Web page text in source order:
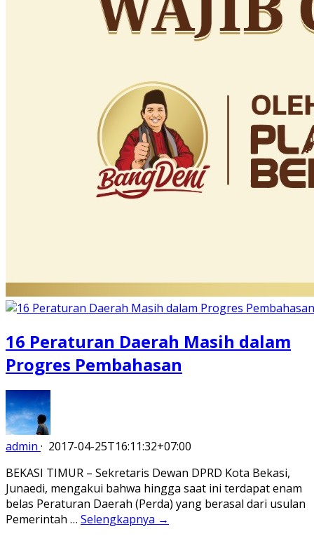
16 Peraturan Daerah Masih dalam
Progres Pembahasan
admin · 2017-04-25T16:11:32+07:00
BEKASI TIMUR – Sekretaris Dewan DPRD Kota Bekasi,
Junaedi, mengakui bahwa hingga saat ini terdapat enam
belas Peraturan Daerah (Perda) yang berasal dari usulan
Pemerintah … Selengkapnya →